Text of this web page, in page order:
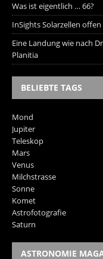
Was ist eigentlich … 66?
InSights Solarzellen
Eine Landung wie nach
Planitia
BELIEBTE TAGS
Mond
Jupiter
Teleskop
Mars
Venus
Milchstrasse
Sonne
Komet
Astrofotografie
Saturn
ASTRONOMIE